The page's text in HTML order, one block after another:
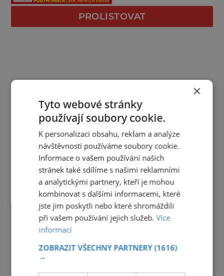
PROLISTOVAT
×
Tyto webové stránky
používají soubory cookie.
K personalizaci obsahu, reklam a analýze
návštěvnosti používáme soubory cookie.
Informace o vašem používání našich
stránek také sdílíme s našimi reklamními
a analytickými partnery, kteří je mohou
kombinovat s dalšími informacemi, které
jste jim poskytli nebo které shromáždili
při vašem používání jejich služeb.Více
informací
ZOBRAZIT VŠECHNY PARTNERY(1616)
→